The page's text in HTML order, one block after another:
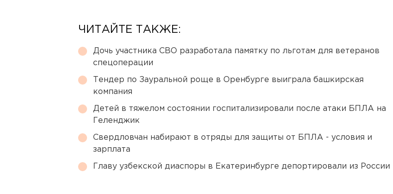
ЧИТАЙТЕ ТАКЖЕ:
Дочь участника СВО разработала памятку по льготам для ветеранов
спецоперации
Тендер по Зауральной роще в Оренбурге выиграла башкирская
компания
Детей в тяжелом состоянии госпитализировали после атаки БПЛА на
Геленджик
Свердловчан набирают в отряды для защиты от БПЛА - условия и
зарплата
Главу узбекской диаспоры в Екатеринбурге депортировали из России